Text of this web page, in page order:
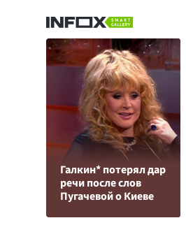
Галкин* потерял дар
речи после слов
Пугачевой о Киеве